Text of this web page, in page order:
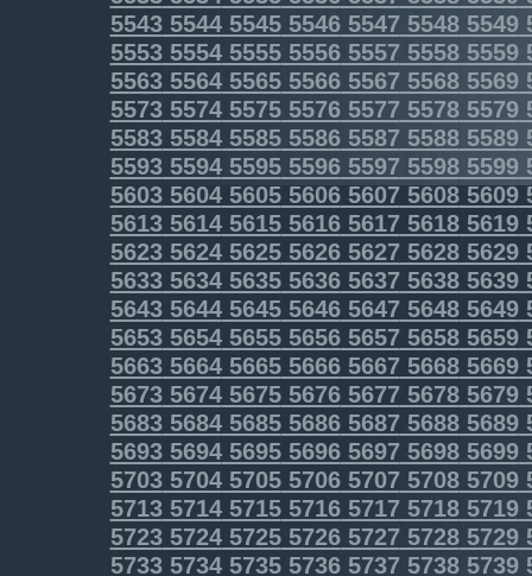
55435544554555465547 55485549
55535554555555565557 55585559
55635564556555665567 55685569
55735574557555765577 55785579
55835584558555865587 55885589
55935594559555965597 55985599
5603560456055606560756085609
5613561456155616561756185619
5623562456255626562756285629
5633563456355636563756385639
5643564456455646564756485649
5653565456555656565756585659
5663566456655666566756685669
5673567456755676567756785679
5683568456855686568756885689
5693569456955696569756985699
5703570457055706570757085709
5713571457155716571757185719
5723572457255726572757285729
5733573457355736573757385739